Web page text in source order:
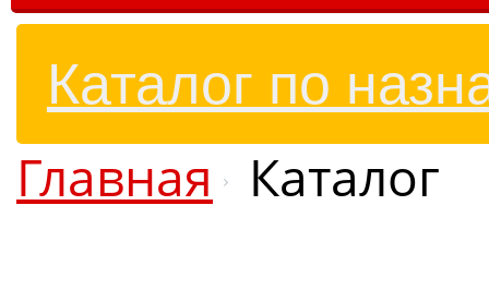
Каталог по
Главная Каталог